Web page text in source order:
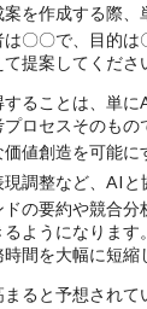
を作成する際
〇〇で、目的
提案してくだ
ることは、単
ロセスそのも
値創造を可能に
調整など、AI
の要約や競合
ようになりま
間を大幅に短
ると予想され